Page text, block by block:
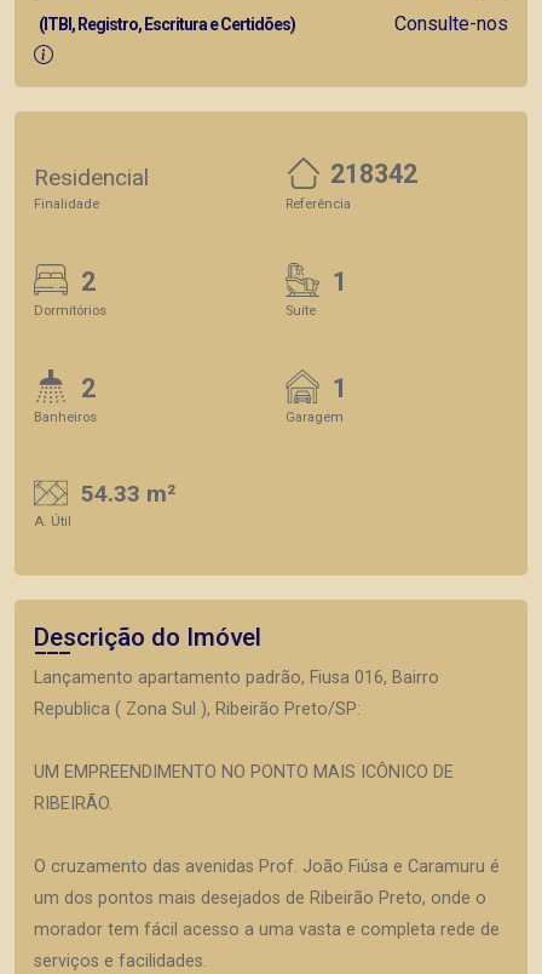
(ITBI, Registro, Escritura e Certidões) Consulte-nos
Residencial
Finalidade
218342
Referência
2
Dormitórios
1
Suite
2
Banheiros
1
Garagem
54.33 m²
A. Útil
Descrição do Imóvel
Lançamento apartamento padrão, Fiusa 016, Bairro
Republica ( Zona Sul ), Ribeirão Preto/SP:
UM EMPREENDIMENTO NO PONTO MAIS ICÔNICO DE
RIBEIRÃO.
O cruzamento das avenidas Prof. João Fiúsa e Caramuru é
um dos pontos mais desejados de Ribeirão Preto, onde o
morador tem fácil acesso a uma vasta e completa rede de
serviços e facilidades.